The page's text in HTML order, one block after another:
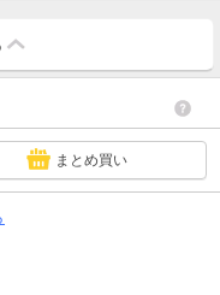
まとめ買い